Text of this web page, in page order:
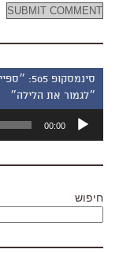
״לגמור את הלילה״
אודיו
00:00
חיפוש